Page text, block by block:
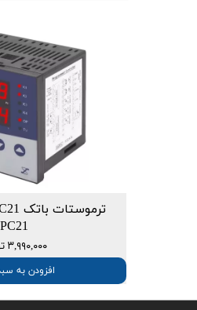
PC21
۳,۹۹۰,۰۰۰ تومان
افزودن به